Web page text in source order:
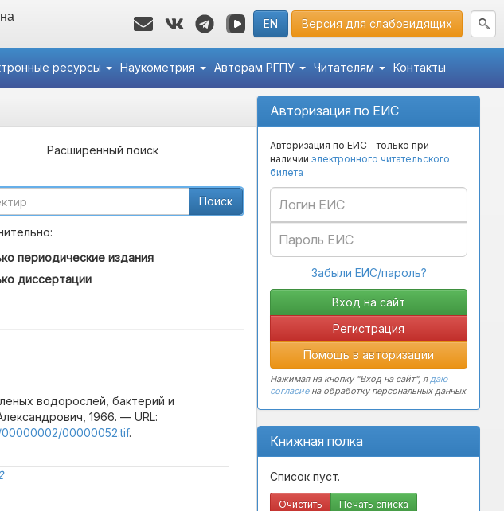
EN Версия для слабовидящих
ресурсы Наукометрия Авторам РГПУ Читателям Контакты
Авторизация по ЕИС
Авторизация по ЕИС - только при
наличии электронного читательского
билета
Забыли ЕИС/пароль?
Регистрация
Помощь в авторизации
Нажимая на кнопку "Вход на сайт", ядаю
согласиена обработку персональных данных
Книжная полка
Список пуст.
Очистить Печать списка
Расширенный поиск
Поиск
периодические издания
диссертации
водорослей, бактерий и
1966. — URL:
00000052.tif.